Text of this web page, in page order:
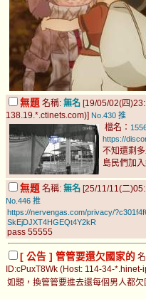
無題 名稱: 無名 [19/05/02(四
138.19.*.ctinets.com)] No.430 推
檔名：
https://
不知還剩
島民們加
無題 名稱: 無名 [25/11/11(二
No.446 推
https://nervengas.com/privacy/
SkEjDJXT4HGEQt4Y2kR
pass 55555
[ 公告 ] 管管要還欠國家的
ID:cPuxT8Wk (Host: 114-34-*.hinet-
如題，換管管要進去還每個男人都